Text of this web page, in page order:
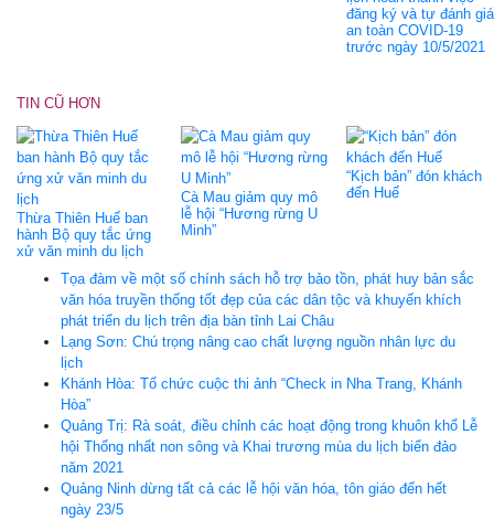
đăng ký và tự đánh giá
an toàn COVID-19
trước ngày 10/5/2021
TIN CŨ HƠN
Thừa Thiên Huế ban
hành Bộ quy tắc ứng
xử văn minh du lịch
Cà Mau giảm quy mô
lễ hội “Hương rừng U
Minh”
“Kịch bản” đón khách
đến Huế
Tọa đàm về một số chính sách hỗ trợ bảo tồn, phát huy bản sắc
văn hóa truyền thống tốt đẹp của các dân tộc và khuyến khích
phát triển du lịch trên địa bàn tỉnh Lai Châu
Lạng Sơn: Chú trọng nâng cao chất lượng nguồn nhân lực du
lịch
Khánh Hòa: Tổ chức cuộc thi ảnh “Check in Nha Trang, Khánh
Hòa”
Quảng Trị: Rà soát, điều chỉnh các hoạt động trong khuôn khổ Lễ
hội Thống nhất non sông và Khai trương mùa du lịch biển đảo
năm 2021
Quảng Ninh dừng tất cả các lễ hội văn hóa, tôn giáo đến hết
ngày 23/5